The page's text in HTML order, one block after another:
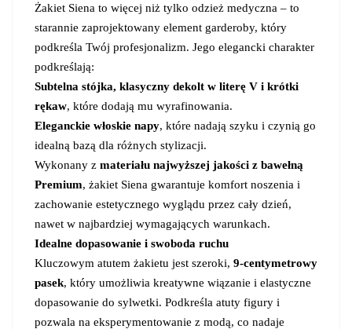
Żakiet Siena to więcej niż tylko odzież medyczna – to
starannie zaprojektowany element garderoby, który
podkreśla Twój profesjonalizm. Jego elegancki charakter
podkreślają:
Subtelna stójka, klasyczny dekolt w literę V i krótki
rękaw, które dodają mu wyrafinowania.
Eleganckie włoskie napy, które nadają szyku i czynią go
idealną bazą dla różnych stylizacji.
Wykonany z materiału najwyższej jakości z bawełną
Premium, żakiet Siena gwarantuje komfort noszenia i
zachowanie estetycznego wyglądu przez cały dzień,
nawet w najbardziej wymagających warunkach.
Idealne dopasowanie i swoboda ruchu
Kluczowym atutem żakietu jest szeroki, 9-centymetrowy
pasek, który umożliwia kreatywne wiązanie i elastyczne
dopasowanie do sylwetki. Podkreśla atuty figury i
pozwala na eksperymentowanie z modą, co nadaje